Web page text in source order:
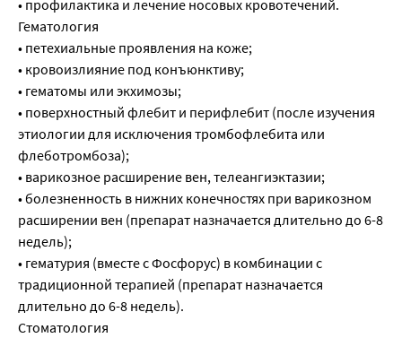
• профилактика и лечение носовых кровотечений.
Гематология
• петехиальные проявления на коже;
• кровоизлияние под конъюнктиву;
• гематомы или экхимозы;
• поверхностный флебит и перифлебит (после изучения
этиологии для исключения тромбофлебита или
флеботромбоза);
• варикозное расширение вен, телеангиэктазии;
• болезненность в нижних конечностях при варикозном
расширении вен (препарат назначается длительно до 6-8
недель);
• гематурия (вместе с Фосфорус) в комбинации с
традиционной терапией (препарат назначается
длительно до 6-8 недель).
Стоматология